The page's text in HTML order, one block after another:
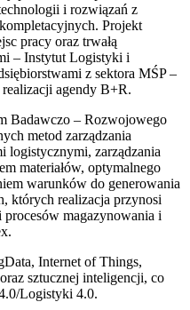
i rozwiązań z
Projekt
pracy oraz trwałą
– Instytut Logistyki i
z sektora MŚP –
agendy B+R.
Badawczo – Rozwojowego
metod zarządzania
logistycznymi, zarządzania
materiałów, optymalnego
warunków do generowania
których realizacja przynosi
magazynowania i
Internet of Things,
sztucznej inteligencji, co
Logistyki 4.0.